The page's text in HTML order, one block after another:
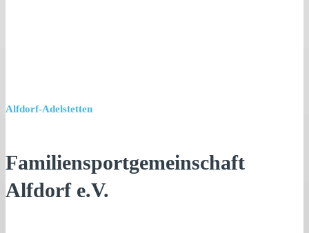
Alfdorf-Adelstetten
Familiensportgemeinschaft
Alfdorf e.V.